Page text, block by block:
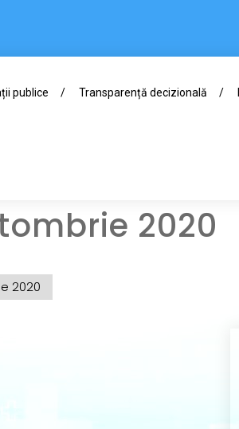
publice Transparență decizională
2020
2020